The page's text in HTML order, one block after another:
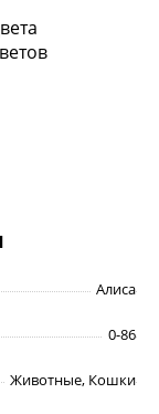
Алиса
0-86
Животные, Кошки